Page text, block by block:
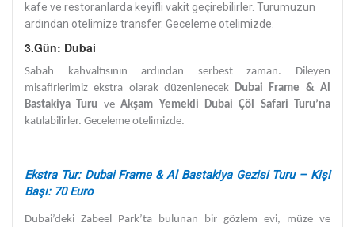
kafe ve restoranlarda keyifli vakit geçirebilirler. Turumuzun
ardından otelimize transfer. Geceleme otelimizde.
3.Gün: Dubai
Sabah kahvaltısının ardından serbest zaman. Dileyen
misafirlerimiz ekstra olarak düzenlenecek Dubai Frame & Al
Bastakiya Turu veAkşam Yemekli Dubai Çöl Safari Turu’na
katılabilirler. Geceleme otelimizde.
Ekstra Tur: Dubai Frame & Al Bastakiya Gezisi Turu – Kişi
Başı: 70 Euro
Dubai’deki Zabeel Park’ta bulunan bir gözlem evi, müze ve